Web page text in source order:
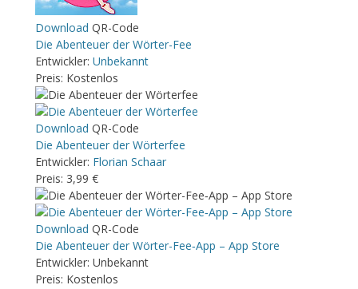
Download QR-Code
Die Abenteuer der Wörter-Fee
Entwickler: Unbekannt
Preis: Kostenlos
Download QR-Code
‎Die Abenteuer der Wörterfee
Entwickler: Florian Schaar
Preis: 3,99 €
Download QR-Code
Die Abenteuer der Wörter-Fee‑App – App Store
Entwickler: Unbekannt
Preis: Kostenlos